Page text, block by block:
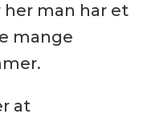
her man har et
mange
at